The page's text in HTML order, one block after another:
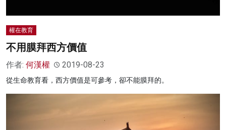
權在教育
不用膜拜西方價值
作者: 何漢權 2019-08-23
從生命教育看，西方價值是可參考，卻不能膜拜的。